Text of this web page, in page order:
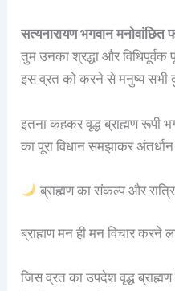
सत्यनारायण भगवान मनोवांछित
तुम उनका श्रद्धा और विधिपूर्वक
इस व्रत को करने से मनुष्य सभी
इतना कहकर वृद्ध ब्राह्मण रूपी
का पूरा विधान समझाकर अंतर्धान
ब्राह्मण का संकल्प और
ब्राह्मण मन ही मन विचार करने
जिस व्रत का उपदेश वृद्ध